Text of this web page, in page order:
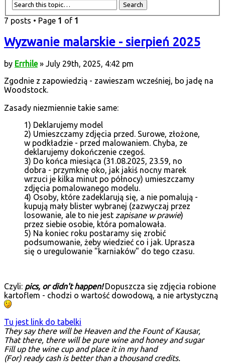
7 posts • Page 1 of 1
Wyzwanie malarskie - sierpień 2025
by Errhile» July 29th, 2025, 4:42 pm
Zgodnie z zapowiedzią - zawieszam wcześniej, bo jadę na
Woodstock.
Zasady niezmiennie takie same:
1) Deklarujemy model
2) Umieszczamy zdjęcia przed. Surowe, złożone,
w podkładzie - przed malowaniem. Chyba, ze
deklarujemy dokończenie czegoś.
3) Do końca miesiąca (31.08.2025, 23.59, no
dobra - przymknę oko, jak jakiś nocny marek
wrzuci je kilka minut po północy) umieszczamy
zdjęcia pomalowanego modelu.
4) Osoby, które zadeklarują się, a nie pomalują -
kupują mały blister wybranej (zazwyczaj przez
losowanie, ale to nie jest zapisane w prawie)
przez siebie osobie, która pomalowała.
5) Na koniec roku postaramy się zrobić
podsumowanie, żeby wiedzieć co i jak. Uprasza
się o uregulowanie "karniaków" do tego czasu.
Czyli: pics, or didn't happen!Dopuszcza się zdjęcia robione
kartoflem - chodzi o wartość dowodową, a nie artystyczną
Tu jest link do tabelki
They say there will be Heaven and the Fount of Kausar,
That there, there will be pure wine and honey and sugar
Fill up the wine cup and place it in my hand
(For) ready cash is better than a thousand credits.